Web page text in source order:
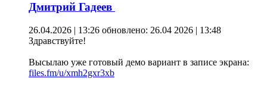
Дмитрий Гадеев
26.04.2026 | 13:26 обновлено: 26.04 2026 | 13:48
Здравствуйте!
Высылаю уже готовый демо вариант в записе экрана:
files.fm/u/xmh2gxr3xb